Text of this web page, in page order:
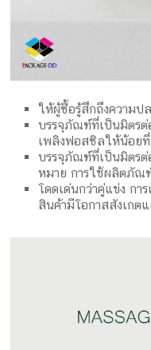
ให้ผู้ซื้อรู้สึกถึงความป
บรรจุภัณฑ์ที่เป็นมิตรต่
เพลิงฟอสซิลให้น้อยที่
บรรจุภัณฑ์ที่เป็นมิตรต่
หมาย การใช้ผลิตภัณ
โดดเด่นกว่าคู่แข่ง ก
สินค้ามีโอกาสสังเก